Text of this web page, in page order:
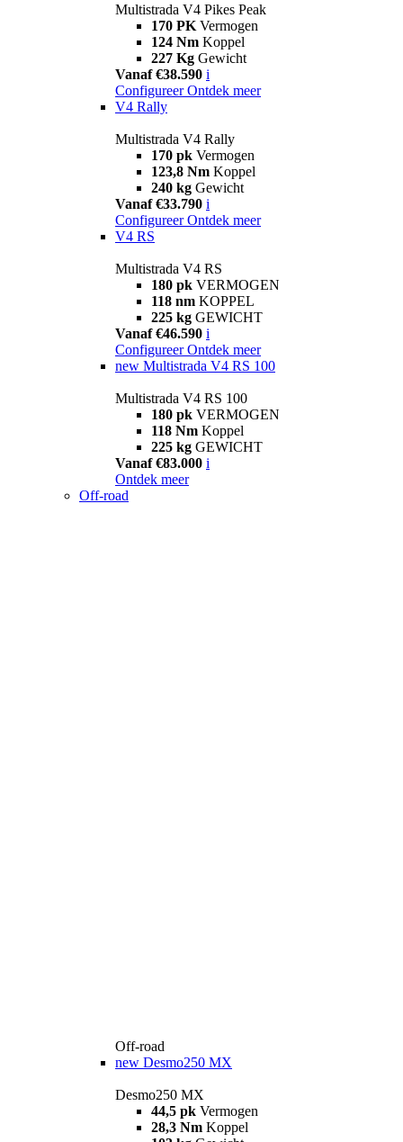
Multistrada V4 Pikes Peak
170 PK Vermogen
124 Nm Koppel
227 Kg Gewicht
Vanaf €38.590 i
Configureer Ontdek meer
V4 Rally
Multistrada V4 Rally
170 pk Vermogen
123,8 Nm Koppel
240 kg Gewicht
Vanaf €33.790 i
Configureer Ontdek meer
V4 RS
Multistrada V4 RS
180 pk VERMOGEN
118 nm KOPPEL
225 kg GEWICHT
Vanaf €46.590 i
Configureer Ontdek meer
new Multistrada V4 RS 100
Multistrada V4 RS 100
180 pk VERMOGEN
118 Nm Koppel
225 kg GEWICHT
Vanaf €83.000 i
Ontdek meer
Off-road
Off-road
new Desmo250 MX
Desmo250 MX
44,5 pk Vermogen
28,3 Nm Koppel